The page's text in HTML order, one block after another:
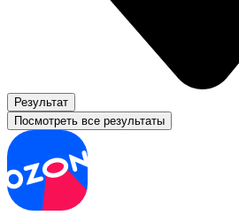
Результат
Посмотреть все результаты